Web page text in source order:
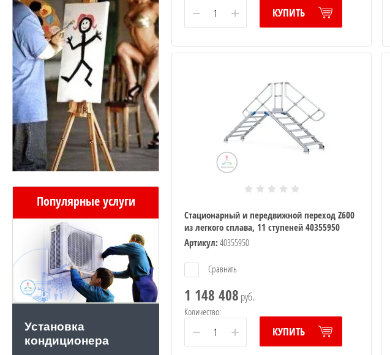
Ballu
Популярные услуги
Установка
кондиционера
− + КУПИТЬ
Стационарный и передвижной переход Z600
из легкого сплава, 11 ступеней 40355950
Артикул:40355950
Сравнить
1 148 408 руб.
Количество:
− + КУПИТЬ